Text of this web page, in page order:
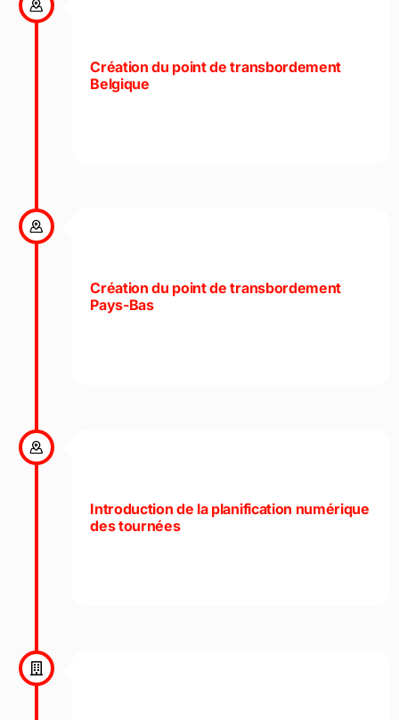
Création du point de transbordement
Belgique
Création du point de transbordement
Pays-Bas
Introduction de la planification numérique
des tournées